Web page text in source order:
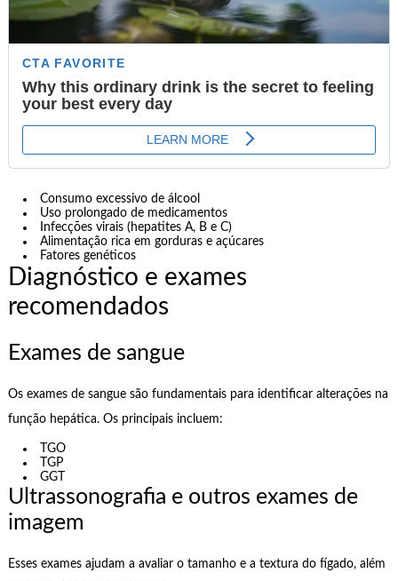
Consumo excessivo de álcool
Uso prolongado de medicamentos
Infecções virais (hepatites A, B e C)
Alimentação rica em gorduras e açúcares
Fatores genéticos
Diagnóstico e exames
recomendados
Exames de sangue
Os exames de sangue são fundamentais para identificar alterações na
função hepática. Os principais incluem:
TGO
TGP
GGT
Ultrassonografia e outros exames de
imagem
Esses exames ajudam a avaliar o tamanho e a textura do fígado, além